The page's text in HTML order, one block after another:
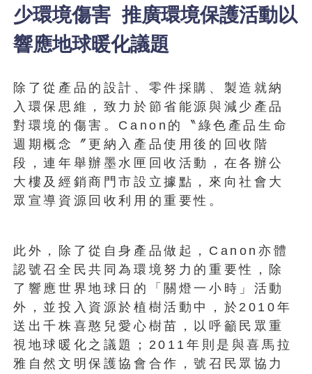
少環境傷害 推廣環境保護活動以
響應地球暖化議題
除了從產品的設計、零件採購、製造就納
入環保思維，致力於節省能源與減少產品
對環境的傷害。Canon的〝綠色產品生命
週期概念〞更納入產品使用後的回收階
段，連年舉辦墨水匣回收活動，在各辦公
大樓及經銷商門市設立據點，來向社會大
眾宣導資源回收利用的重要性。
此外，除了從自身產品做起，Canon亦體
認號召全民共同為環境努力的重要性，除
了響應世界地球日的「關燈一小時」活動
外，並投入資源於植樹活動中，於2010年
送出千株喜憨兒愛心樹苗，以呼籲民眾重
視地球暖化之議題；2011年則是與喜馬拉
雅自然文明保護協會合作，號召民眾協力